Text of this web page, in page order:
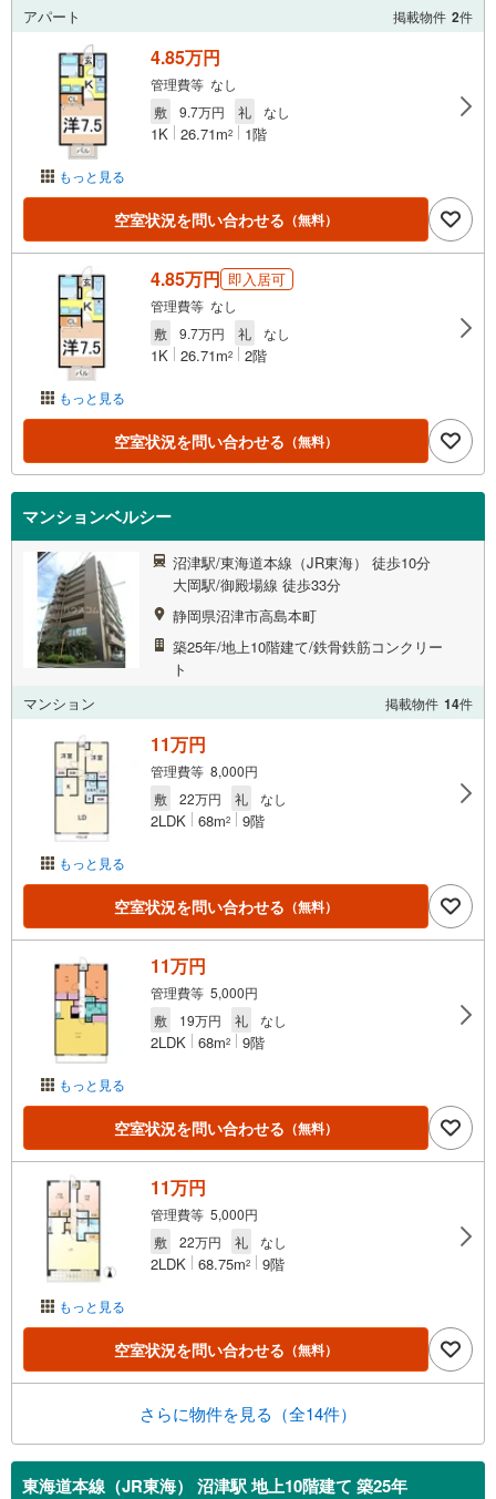
アパート 掲載物件 2件
もっと見る
4.85万円
管理費等 なし
敷
9.7万円 礼 なし
1K 26.71m2 1階
空室状況を問い合わせる （無料）
もっと見る
4.85万円 即入居可
管理費等 なし
敷
9.7万円 礼 なし
1K 26.71m2 2階
空室状況を問い合わせる （無料）
マンションベルシー
沼津駅/東海道本線（JR東海） 徒歩10分
大岡駅/御殿場線 徒歩33分
静岡県沼津市高島本町
築25年/地上10階建て/鉄骨鉄筋コンクリー
ト
マンション
掲載物件 14件
もっと見る
11万円
管理費等 8,000円
敷
22万円 礼 なし
2LDK 68m2 9階
空室状況を問い合わせる （無料）
もっと見る
11万円
管理費等 5,000円
敷
19万円 礼 なし
2LDK 68m2 9階
空室状況を問い合わせる （無料）
もっと見る
11万円
管理費等 5,000円
敷
22万円 礼 なし
2LDK 68.75m2 9階
空室状況を問い合わせる （無料）
さらに物件を見る（全14件）
東海道本線（JR東海） 沼津駅 地上10階建て 築25年